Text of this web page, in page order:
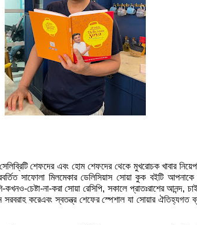
শেফদের এবং হোম শেফদের থেকে মুখরোচক খাবার
সাফোলা মিলমেকার ডেলিসিয়াস সোয়া কুকবইটি আপনাকে
কখনও-চেষ্টা-না-করা সোয়া রেসিপি, সকালে প্রাতঃরাশের আনন্দ,
সরবরাহ করেএবং স্বতন্ত্র শেফের স্পেশাল যা সোয়ার